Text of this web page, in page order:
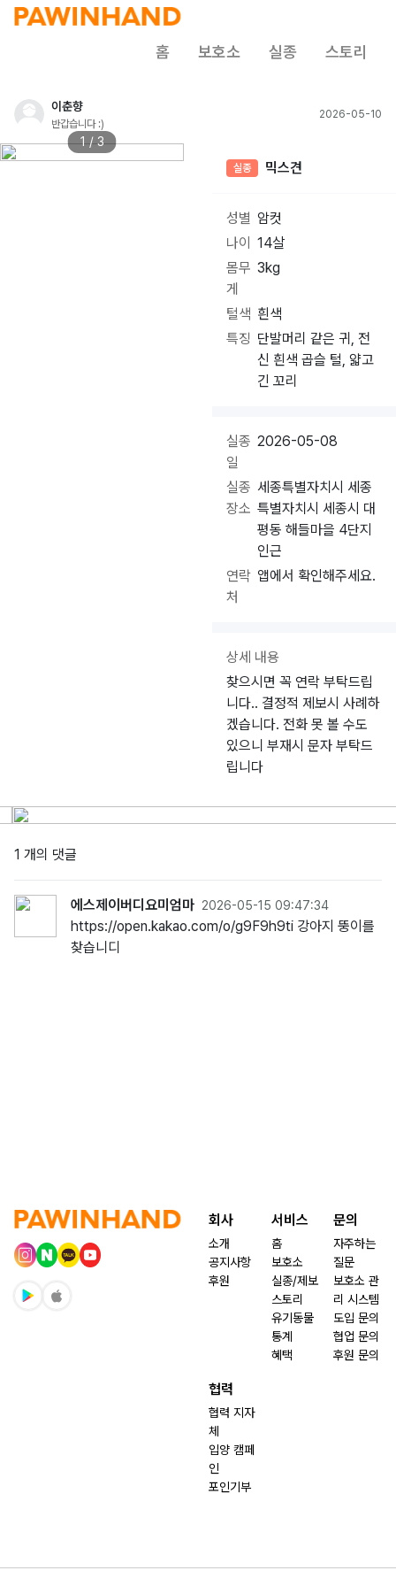
홈 보호소 실종 스토리
이춘향
반갑습니다 :)
2026-05-10
1 / 3
실종 믹스견
성별 암컷
나이
14살
몸무
게
3kg
털색 흰색
특징 단발머리 같은 귀, 전
신 흰색 곱슬 털, 얇고
긴 꼬리
실종
일
2026-05-08
실종
장소
세종특별자치시 세종
특별자치시 세종시 대
평동 해들마을 4단지
인근
연락
처
앱에서 확인해주세요.
상세 내용
찾으시면 꼭 연락 부탁드립
니다.. 결정적 제보시 사례하
겠습니다. 전화 못 볼 수도
있으니 부재시 문자 부탁드
립니다
1 개의 댓글
에스제이버디요미엄마 2026-05-15 09:47:34
https://open.kakao.com/o/g9F9h9ti 강아지 뚱이를
찾습니디
회사
소개
공지사항
후원
서비스
홈
보호소
실종/제보
스토리
유기동물
통계
혜택
문의
자주하는
질문
보호소 관
리 시스템
도입 문의
협업 문의
후원 문의
협력
협력 지자
체
입양 캠페
인
포인기부